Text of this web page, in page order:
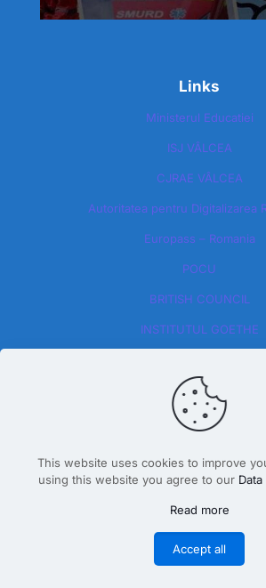
Links
Ministerul Educatiei
ISJ VÂLCEA
CJRAE VÂLCEA
Autoritatea pentru Digitalizarea
Europass – Romania
POCU
BRITISH COUNCIL
INSTITUTUL GOETHE
Design By Dăscălete
This website uses cookies to improve
using this website you agree to our
Read more
Accept all